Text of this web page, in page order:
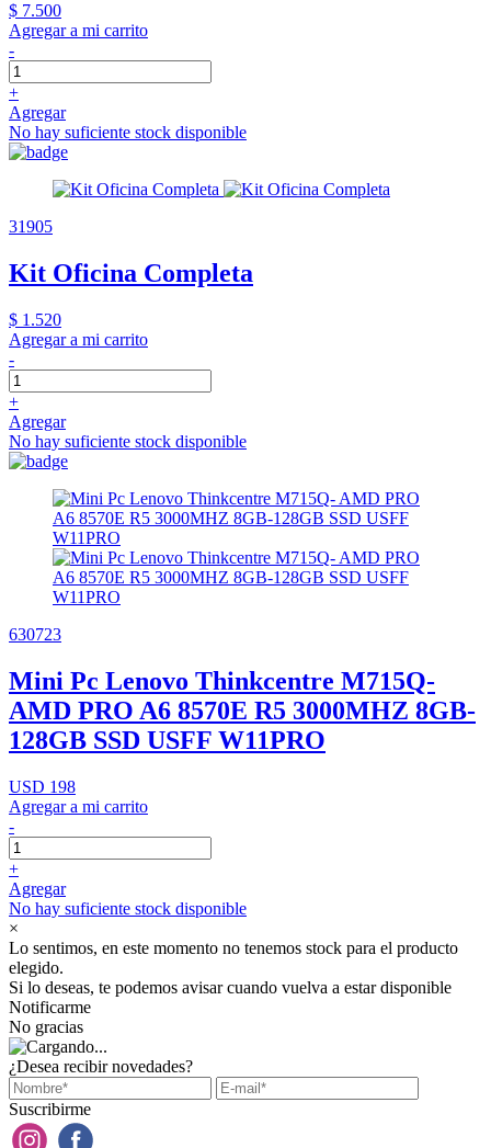
$ 7.500
Agregar a mi carrito
-
+
Agregar
No hay suficiente stock disponible
31905
Kit Oficina Completa
$ 1.520
Agregar a mi carrito
-
+
Agregar
No hay suficiente stock disponible
630723
Mini Pc Lenovo Thinkcentre M715Q-
AMD PRO A6 8570E R5 3000MHZ 8GB-
128GB SSD USFF W11PRO
USD 198
Agregar a mi carrito
-
+
Agregar
No hay suficiente stock disponible
×
Lo sentimos, en este momento no tenemos stock para el producto
elegido.
Si lo deseas, te podemos avisar cuando vuelva a estar disponible
Notificarme
No gracias
¿Desea recibir novedades?
Suscribirme